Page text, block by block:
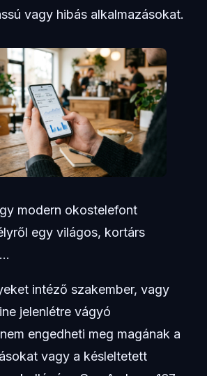
vagy hibás alkalmazásokat.
modern okostelefont
egy világos, kortárs
intéző szakember, vagy
jelenlétre vágyó
engedheti meg magának a
vagy a késleltetett